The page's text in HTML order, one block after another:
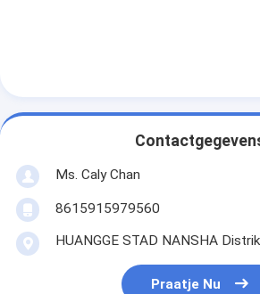
Ms. Caly Chan
8615915979560
HUANGGE STAD NANSHA
Praatje Nu